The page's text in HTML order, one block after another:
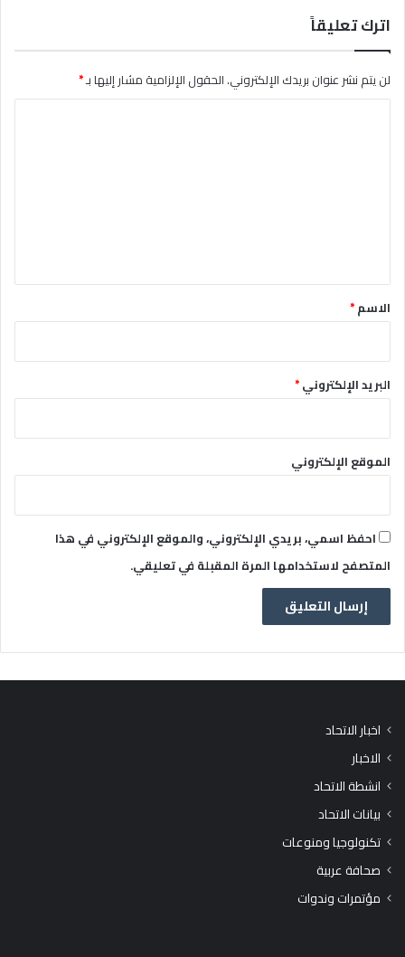
اترك تعليقاً
لن يتم نشر عنوان بريدك الإلكتروني.الحقول الإلزامية مشار إليها بـ*
*الاسم*
البريد الإلكتروني*
الموقع الإلكتروني
احفظ اسمي، بريدي الإلكتروني، والموقع الإلكتروني في هذا
المتصفح لاستخدامها المرة المقبلة في تعليقي.
اخبار الاتحاد
الاخبار
انشطة الاتحاد
بيانات الاتحاد
تكنولوجيا ومنوعات
صحافة عربية
مؤتمرات وندوات